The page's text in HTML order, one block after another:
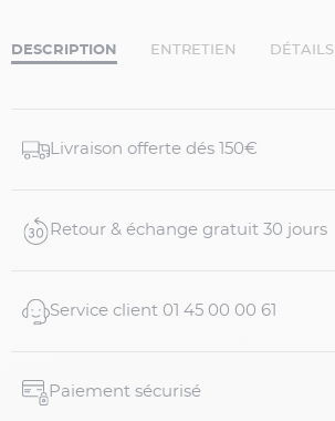
DESCRIPTION ENTRETIEN DÉTAILS
Livraison offerte dés 150€
Retour & échange gratuit 30 jours
Service client 01 45 00 00 61
Paiement sécurisé